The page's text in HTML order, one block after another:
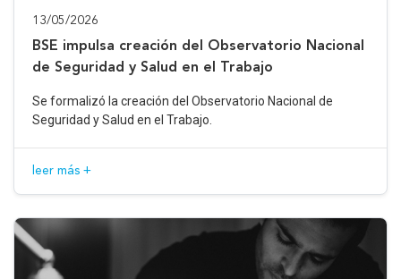
13/05/2026
BSE impulsa creación del Observatorio Nacional
de Seguridad y Salud en el Trabajo
Se formalizó la creación del Observatorio Nacional de
Seguridad y Salud en el Trabajo.
leer más +